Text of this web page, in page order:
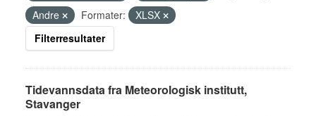
Andre
Formater:
XLSX
Filterresultater
Tidevannsdata fra Meteorologisk institutt,
Stavanger